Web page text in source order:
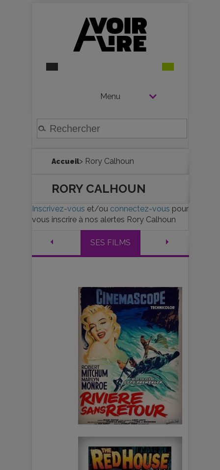
Menu
Accueil> Rory Calhoun
RORY CALHOUN
Inscrivez-vous et/ou connectez-vous pour
vous inscrire à nos alertes Rory Calhoun
SES FILMS